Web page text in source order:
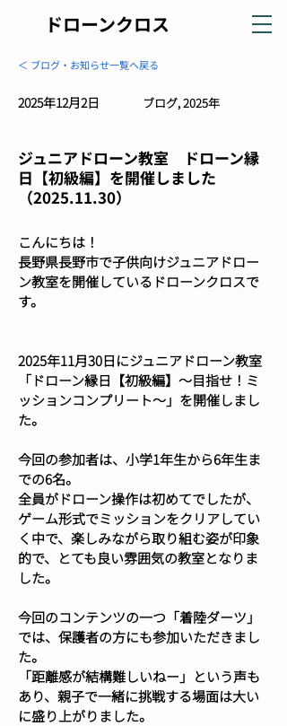
ドローンクロス
＜ ブログ・お知らせ一覧へ戻る
2025年12月2日 ブログ, 2025年
ジュニアドローン教室 ドローン縁
日【初級編】を開催しました
（2025.11.30）
こんにちは！
長野県長野市で子供向けジュニアドロー
ン教室を開催しているドローンクロスで
す。
2025年11月30日にジュニアドローン教室
「ドローン縁日【初級編】～目指せ！ミ
ッションコンプリート～」を開催しまし
た。
今回の参加者は、小学1年生から6年生ま
での6名。
全員がドローン操作は初めてでしたが、
ゲーム形式でミッションをクリアしてい
く中で、楽しみながら取り組む姿が印象
的で、とても良い雰囲気の教室となりま
した。
今回のコンテンツの一つ「着陸ダーツ」
では、保護者の方にも参加いただきまし
た。
「距離感が結構難しいねー」という声も
あり、親子で一緒に挑戦する場面は大い
に盛り上がりました。